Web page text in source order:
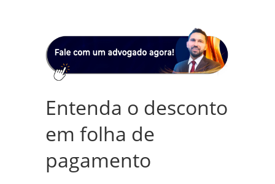
Entenda o desconto
em folha de
pagamento